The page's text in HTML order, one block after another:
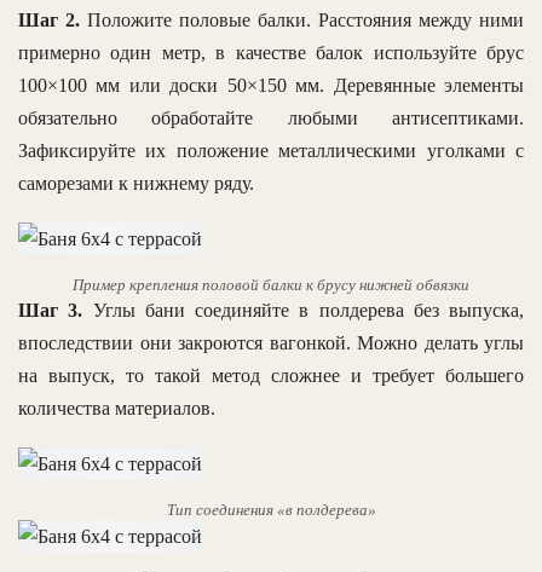
Шаг 2. Положите половые балки. Расстояния между ними
примерно один метр, в качестве балок используйте брус
100×100 мм или доски 50×150 мм. Деревянные элементы
обязательно обработайте любыми антисептиками.
Зафиксируйте их положение металлическими уголками с
саморезами к нижнему ряду.
Пример крепления половой балки к брусу нижней обвязки
Шаг 3. Углы бани соединяйте в полдерева без выпуска,
впоследствии они закроются вагонкой. Можно делать углы
на выпуск, то такой метод сложнее и требует большего
количества материалов.
Тип соединения «в полдерева»